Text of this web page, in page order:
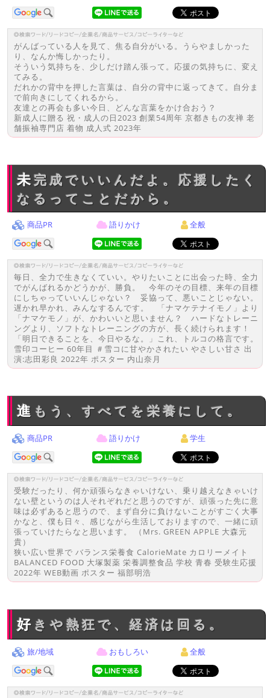
がんばっている人を見て、焦る自分がいる。うらやましかった
り、なんか悔しかったり。
そういう気持ちを、少しだけ踏ん張って。応援の気持ちに、変え
てみる。
だれかの背中を押した言葉は、自分の背中に返ってきて。自分ま
で前向きにしてくれるから。
友達との再会も多い今日、どんな言葉をかけ合おう？
新成人に贈る 祝・成人の日2023 創業54周年 京都きもの友禅 老
舗振袖専門店 着物 成人式 2023年
未完成でいいんだよ。応援したく
なるってことだから。
商品PR 語りかけ 全般
毎日、全力で生きなくていい。やりたいことに出会った時、全力
でがんばれるかどうかが、勝負。 今年のその目標、来年の目標
にしちゃっていいんじゃない？ 妥協って、悪いことじゃない。
遅かれ早かれ、みんなするんです。 「ナマケテナイモノ」より
「ナマケモノ」が、かわいいと思いません？ ハードなトレーニ
ングより、ソフトなトレーニングの方が、長く続けられます！
「明日できることを、今日やるな。」これ、トルコの格言です。
雪印コーヒー 60年目 ＃雪コに甘やかされたい やさしい甘さ 出
演:志田彩良 2022年 ポスター 内山奈月
進もう、すべてを栄養にして。
商品PR 語りかけ 学生
受験だったり、何か頑張らなきゃいけない、乗り越えなきゃいけ
ない壁というのは人それぞれだと思うのですが、頑張った先に意
味は必ずあると思うので、まず自分に負けないことがすごく大事
かなと、僕も日々、感じながら生活しておりますので、一緒に頑
張っていけたらなと思います。 （Mrs. GREEN APPLE 大森元
貴）
狭い広い世界で バランス栄養食 CalorieMate カロリーメイト
BALANCED FOOD 大塚製薬 栄養調整食品 学校 青春 受験生応援
2022年 WEB動画 ポスター 福部明浩
好きや熱狂で、経済は回る。
旅/地域 おもしろい 全般